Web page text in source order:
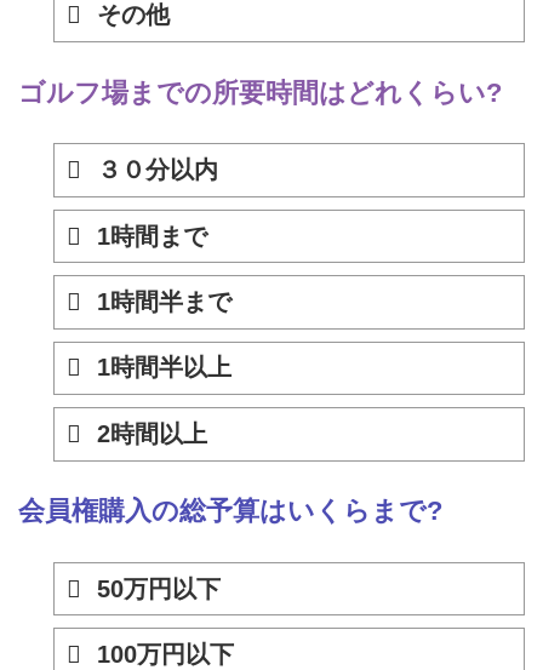
その他
ゴルフ場までの所要時間はどれくらい?
３０分以内
1時間まで
1時間半まで
1時間半以上
2時間以上
会員権購入の総予算はいくらまで?
50万円以下
100万円以下